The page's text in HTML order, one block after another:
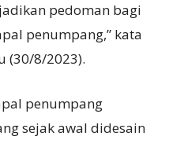
pedoman bagi
penumpang,” kata
(30/8/2023).
penumpang
sejak awal didesain